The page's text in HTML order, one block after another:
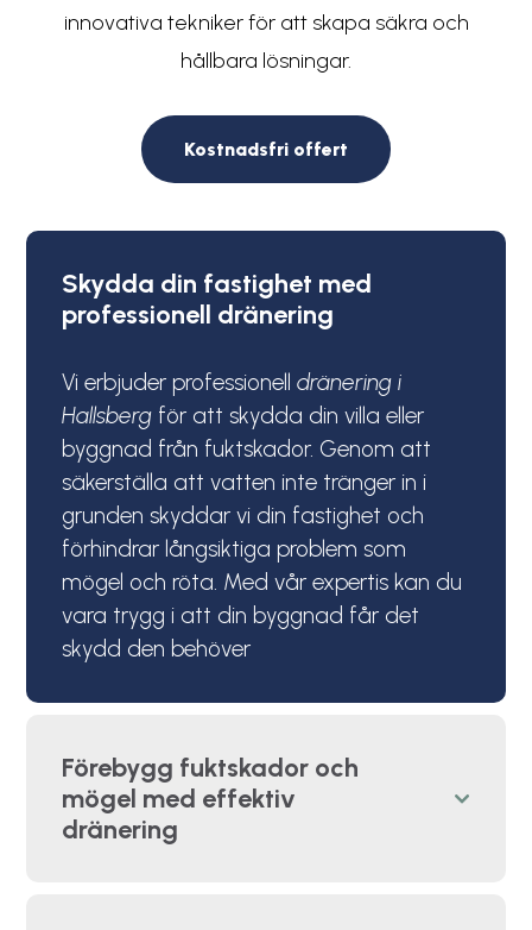
innovativa tekniker för att skapa säkra och
hållbara lösningar.
Kostnadsfri offert
Skydda din fastighet med
professionell dränering
Vi erbjuder professionelldränering i
Hallsberg för att skydda din villa eller
byggnad från fuktskador. Genom att
säkerställa att vatten inte tränger in i
grunden skyddar vi din fastighet och
förhindrar långsiktiga problem som
mögel och röta. Med vår expertis kan du
vara trygg i att din byggnad får det
skydd den behöver
Förebygg fuktskador och
mögel med effektiv
dränering